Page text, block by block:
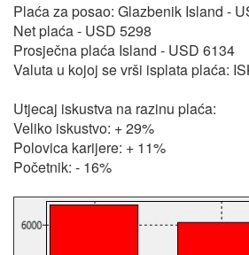
Plaća za posao: Glazbenik Island -
Net plaća - USD 5298
Prosječna plaća Island - USD 6134
Valuta u kojoj se vrši isplata plaća:
Utjecaj iskustva na razinu plaća:
Veliko iskustvo: + 29%
Polovica karijere: + 11%
Početnik: - 16%